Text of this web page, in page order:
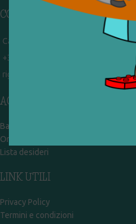
CONTATTI
Campobasso - via Garibaldi 51
+39 328 767 9587
rigiocattolocb@gmail.com
ACCOUNT
Bacheca
Ordini
Lista desideri
LINK UTILI
Privacy Policy
Termini e condizioni